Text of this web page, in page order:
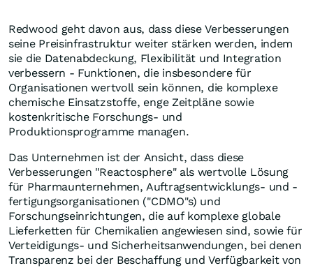
Redwood geht davon aus, dass diese Verbesserungen
seine Preisinfrastruktur weiter stärken werden, indem
sie die Datenabdeckung, Flexibilität und Integration
verbessern - Funktionen, die insbesondere für
Organisationen wertvoll sein können, die komplexe
chemische Einsatzstoffe, enge Zeitpläne sowie
kostenkritische Forschungs- und
Produktionsprogramme managen.
Das Unternehmen ist der Ansicht, dass diese
Verbesserungen "Reactosphere" als wertvolle Lösung
für Pharmaunternehmen, Auftragsentwicklungs- und -
fertigungsorganisationen ("CDMO"s) und
Forschungseinrichtungen, die auf komplexe globale
Lieferketten für Chemikalien angewiesen sind, sowie für
Verteidigungs- und Sicherheitsanwendungen, bei denen
Transparenz bei der Beschaffung und Verfügbarkeit von